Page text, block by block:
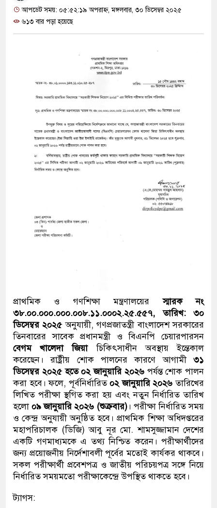
আপডেট সময়: ০৫:৫২:১৯ অপরাহ্ন, মঙ্গলবার, ৩০ ডিসেম্বর ২০২৫
৬১৩ বার পড়া হয়েছে
প্রাথমিক ও গণশিক্ষা মন্ত্রণালয়েরস্মারক নং
৩৮.০০.০০০.০০০.০০৮.১১.০০০২.২৫.৫৫৭, তারিখ: ৩০
ডিসেম্বর ২০২৫অনুযায়ী, গণপ্রজাতন্ত্রী বাংলাদেশ সরকারের
তিনবারের সাবেক প্রধানমন্ত্রী ও বিএনপি চেয়ারপারসন
বেগম খালেদা জিয়াচিকিৎসাধীন অবস্থায় ইন্তেকাল
করেছেন। রাষ্ট্রীয় শোক পালনের কারণে আগামী ৩১
ডিসেম্বর ২০২৫ হতে ০২ জানুয়ারি ২০২৬পর্যন্ত শোক পালন
করা হবে। ফলে, পূর্বনির্ধারিত০২ জানুয়ারি ২০২৬ তারিখের
লিখিত পরীক্ষা স্থগিত করা হয় এবং নতুন নির্ধারিত তারিখ
হলো০৯ জানুয়ারি ২০২৬ (শুক্রবার)। পরীক্ষা নির্ধারিত সময়
ও কেন্দ্র অনুযায়ী অনুষ্ঠিত হবে। প্রাথমিক শিক্ষা অধিদপ্তরের
মহাপরিচালক (ডিজি) আবু নূর মো. শামসুজ্জামান দেশের
একটি গণমাধ্যমকে এ তথ্য নিশ্চিত করেন। পরীক্ষার্থীদের
জন্য প্রয়োজনীয় নির্দেশাবলী পূর্বের মতোই কার্যকর থাকবে।
সকল পরীক্ষার্থী প্রবেশপত্র ও জাতীয় পরিচয়পত্র সঙ্গে নিয়ে
নির্ধারিত সময়মতো পরীক্ষাকেন্দ্রে উপস্থিত থাকতে হবে।
ট্যাগস: